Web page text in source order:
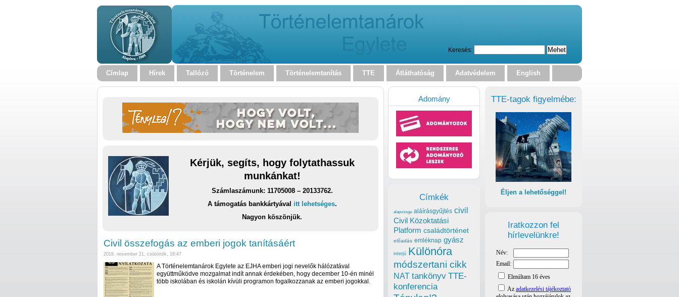
Keresés:
Címlap Hírek Tallózó Történelem Történelemtanítás TTE Átláthatóság Adatvédelem English
Kérjük, segíts, hogy folytathassuk
munkánkat!
Számlaszámunk: 11705008 – 20133762.
A támogatás bankkártyával itt lehetséges.
Nagyon köszönjük.
Civil összefogás az emberi jogok tanításáért
2019. november 21. csütörtök, 16:47
A Történelemtanárok Egylete az EJHA emberi jogi nevelők hálózatával
együttműködve mozgalmat indít annak érdekében, hogy december 10-én minél
több iskolában és iskolán kívüli programon fogalkozzanak az emberi jogokkal.
TTE-tagok figyelmébe:
Éljen a lehetőséggel!
Iratkozzon fel
hírlevelünkre!
Adomány
Címkék
alapvizsga aláírásgyűjtés civil
Civil Közoktatási
Platform családtörténet
előadás emléknap gyász
interjú Különóra
módszertani cikk
NAT tankönyv TTE-
konferencia